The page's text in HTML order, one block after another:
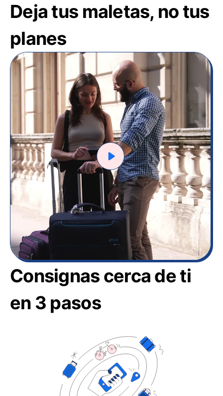
Deja tus maletas, no tus
planes
Consignas cerca de ti
en 3 pasos